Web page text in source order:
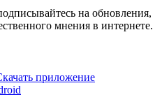
на обновления,
мнения в интернете.